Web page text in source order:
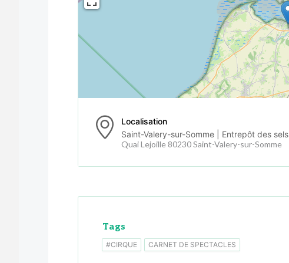
Localisation
Saint-Valery-sur-Somme | Entrepôt des sels
Quai Lejoille 80230 Saint-Valery-sur-Somme
Tags
#CIRQUE CARNET DE SPECTACLES